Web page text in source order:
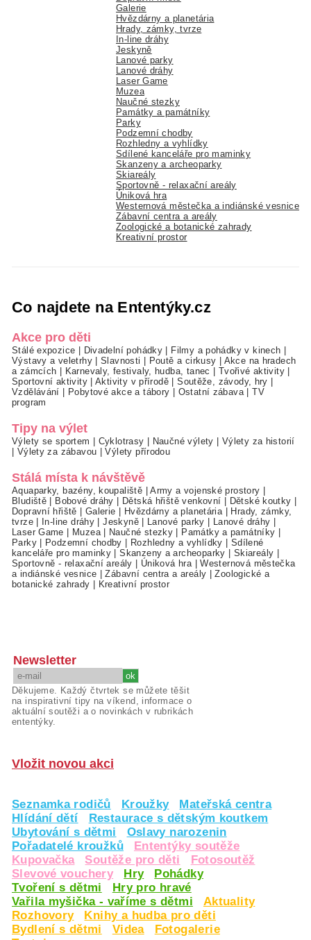
Galerie
Hvězdárny a planetária
Hrady, zámky, tvrze
In-line dráhy
Jeskyně
Lanové parky
Lanové dráhy
Laser Game
Muzea
Naučné stezky
Památky a památníky
Parky
Podzemní chodby
Rozhledny a vyhlídky
Sdílené kanceláře pro maminky
Skanzeny a archeoparky
Skiareály
Sportovně - relaxační areály
Úniková hra
Westernová městečka a indiánské vesnice
Zábavní centra a areály
Zoologické a botanické zahrady
Kreativní prostor
Co najdete na Ententýky.cz
Akce pro děti
Stálé expozice | Divadelní pohádky | Filmy a pohádky v kinech |
Výstavy a veletrhy|Slavnosti | Poutě a cirkusy | Akce na hradech
a zámcích | Karnevaly, festivaly, hudba, tanec | Tvořivé aktivity |
Sportovní aktivity|Aktivity v přírodě |Soutěže, závody, hry |
Vzdělávání | Pobytové akce a tábory | Ostatní zábava |TV
program
Tipy na výlet
Výlety se sportem | Cyklotrasy | Naučné výlety | Výlety za historií
| Výlety za zábavou |Výlety přírodou
Stálá místa k návštěvě
Aquaparky, bazény, koupaliště |Army a vojenské prostory |
Bludiště | Bobové dráhy | Dětská hřiště venkovní | Dětské koutky |
Dopravní hřiště | Galerie | Hvězdárny a planetária | Hrady, zámky,
tvrze| In-line dráhy |Jeskyně| Lanové parky | Lanové dráhy |
Laser Game | Muzea| Naučné stezky | Památky a památníky |
Parky| Podzemní chodby | Rozhledny a vyhlídky | Sdílené
kanceláře pro maminky |Skanzeny a archeoparky | Skiareály |
Sportovně - relaxační areály | Úniková hra |Westernová městečka
a indiánské vesnice |Zábavní centra a areály |Zoologické a
botanické zahrady | Kreativní prostor
Newsletter
Děkujeme. Každý čtvrtek se můžete těšit
na inspirativní tipy na víkend, informace o
aktuální soutěži a o novinkách v rubrikách
ententýky.
Vložit novou akci
Seznamka rodičů Kroužky
Mateřská centra
Hlídání dětí
Restaurace s dětským koutkem
Ubytování s dětmi
Oslavy narozenin
Pořadatelé kroužků
Ententýky soutěže
Kupovačka
Soutěže pro děti
Fotosoutěž
Slevové vouchery
Hry
Pohádky
Tvoření s dětmi
Hry pro hravé
Vařila myšička - vaříme s dětmi
Aktuality
Rozhovory
Knihy a hudba pro děti
Bydlení s dětmi
Videa
Fotogalerie